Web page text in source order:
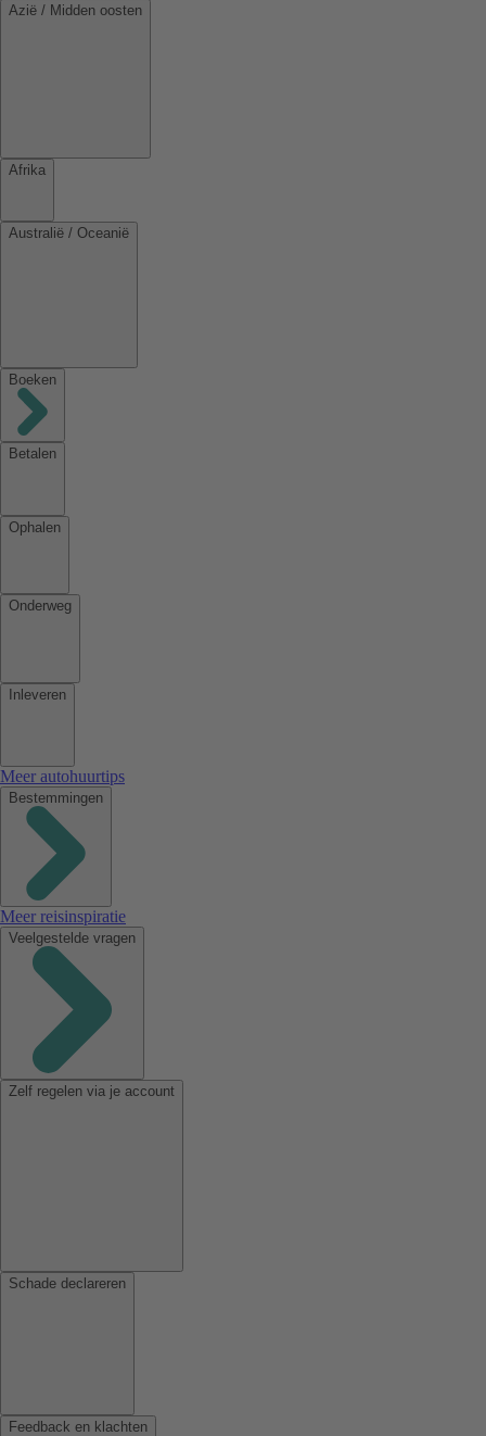
Azië / Midden oosten
Afrika
Australië / Oceanië
Boeken
Betalen
Ophalen
Onderweg
Inleveren
Meer autohuurtips
Bestemmingen
Meer reisinspiratie
Veelgestelde vragen
Zelf regelen via je account
Schade declareren
Feedback en klachten